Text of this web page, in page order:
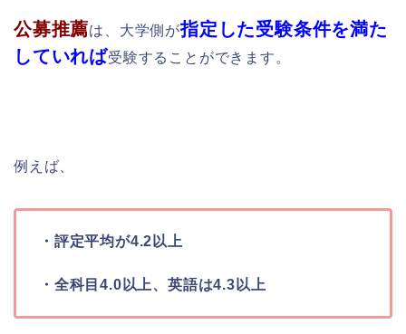
公募推薦は、大学側が指定した受験条件を満た
していれば受験することができます。
例えば、
・評定平均が4.2以上
・全科目4.0以上、英語は4.3以上